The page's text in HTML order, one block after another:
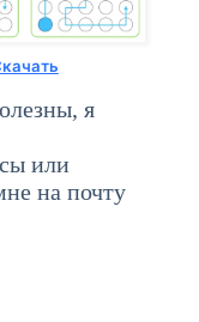
я
или
на почту